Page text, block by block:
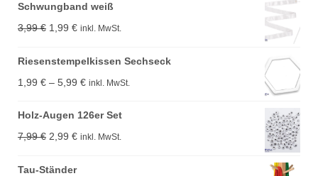
Schwungband weiß
3,99€ Ursprünglicher
3,99 €
1,99 €Aktueller
inkl. MwSt.
Riesenstempelkissen Sechseck
1,99 € – 5,99 €Preisspanne:
inkl. MwSt.
Holz-Augen 126er Set
7,99€ Ursprünglicher
2,99 €Aktueller
inkl. MwSt.
Tau-Ständer